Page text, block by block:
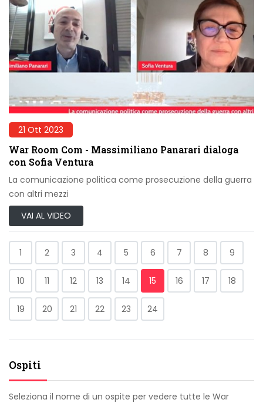
21 Ott 2023
War Room Com - Massimiliano Panarari dialoga
con Sofia Ventura
La comunicazione politica come prosecuzione della guerra
con altri mezzi
VAI AL VIDEO
1 2 3 4 5 6 7 8 9
10 11 12 13 14 15 16 17 18
19 20 21 22 23 24
Ospiti
Seleziona il nome di un ospite per vedere tutte le War